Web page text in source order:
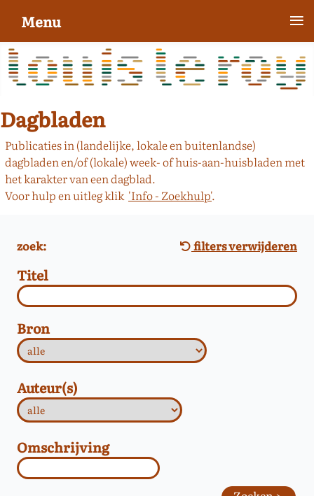
Dagbladen
Publicaties in (landelijke, lokale en buitenlandse)
dagbladen en/of (lokale) week- of huis-aan-huisbladen met
het karakter van een dagblad.
Voor hulp en uitleg klik 'Info - Zoekhulp'.
zoek: filters verwijderen
Titel
Bron
Auteur(s)
Omschrijving
Menu ≡